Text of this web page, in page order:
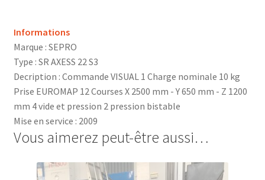
Informations
Marque : SEPRO
Type : SR AXESS 22 S3
Decription : Commande VISUAL 1 Charge nominale 10 kg
Prise EUROMAP 12 Courses X 2500 mm - Y 650 mm - Z 1200
mm 4 vide et pression 2 pression bistable
Mise en service : 2009
Vous aimerez peut-être aussi…